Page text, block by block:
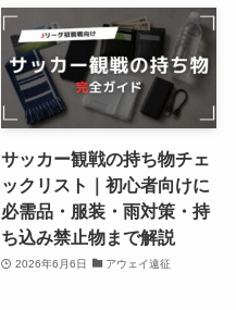
サッカー観戦の持ち物チェ
ックリスト｜初心者向けに
必需品・服装・雨対策・持
ち込み禁止物まで解説
2026年6月6日 アウェイ遠征